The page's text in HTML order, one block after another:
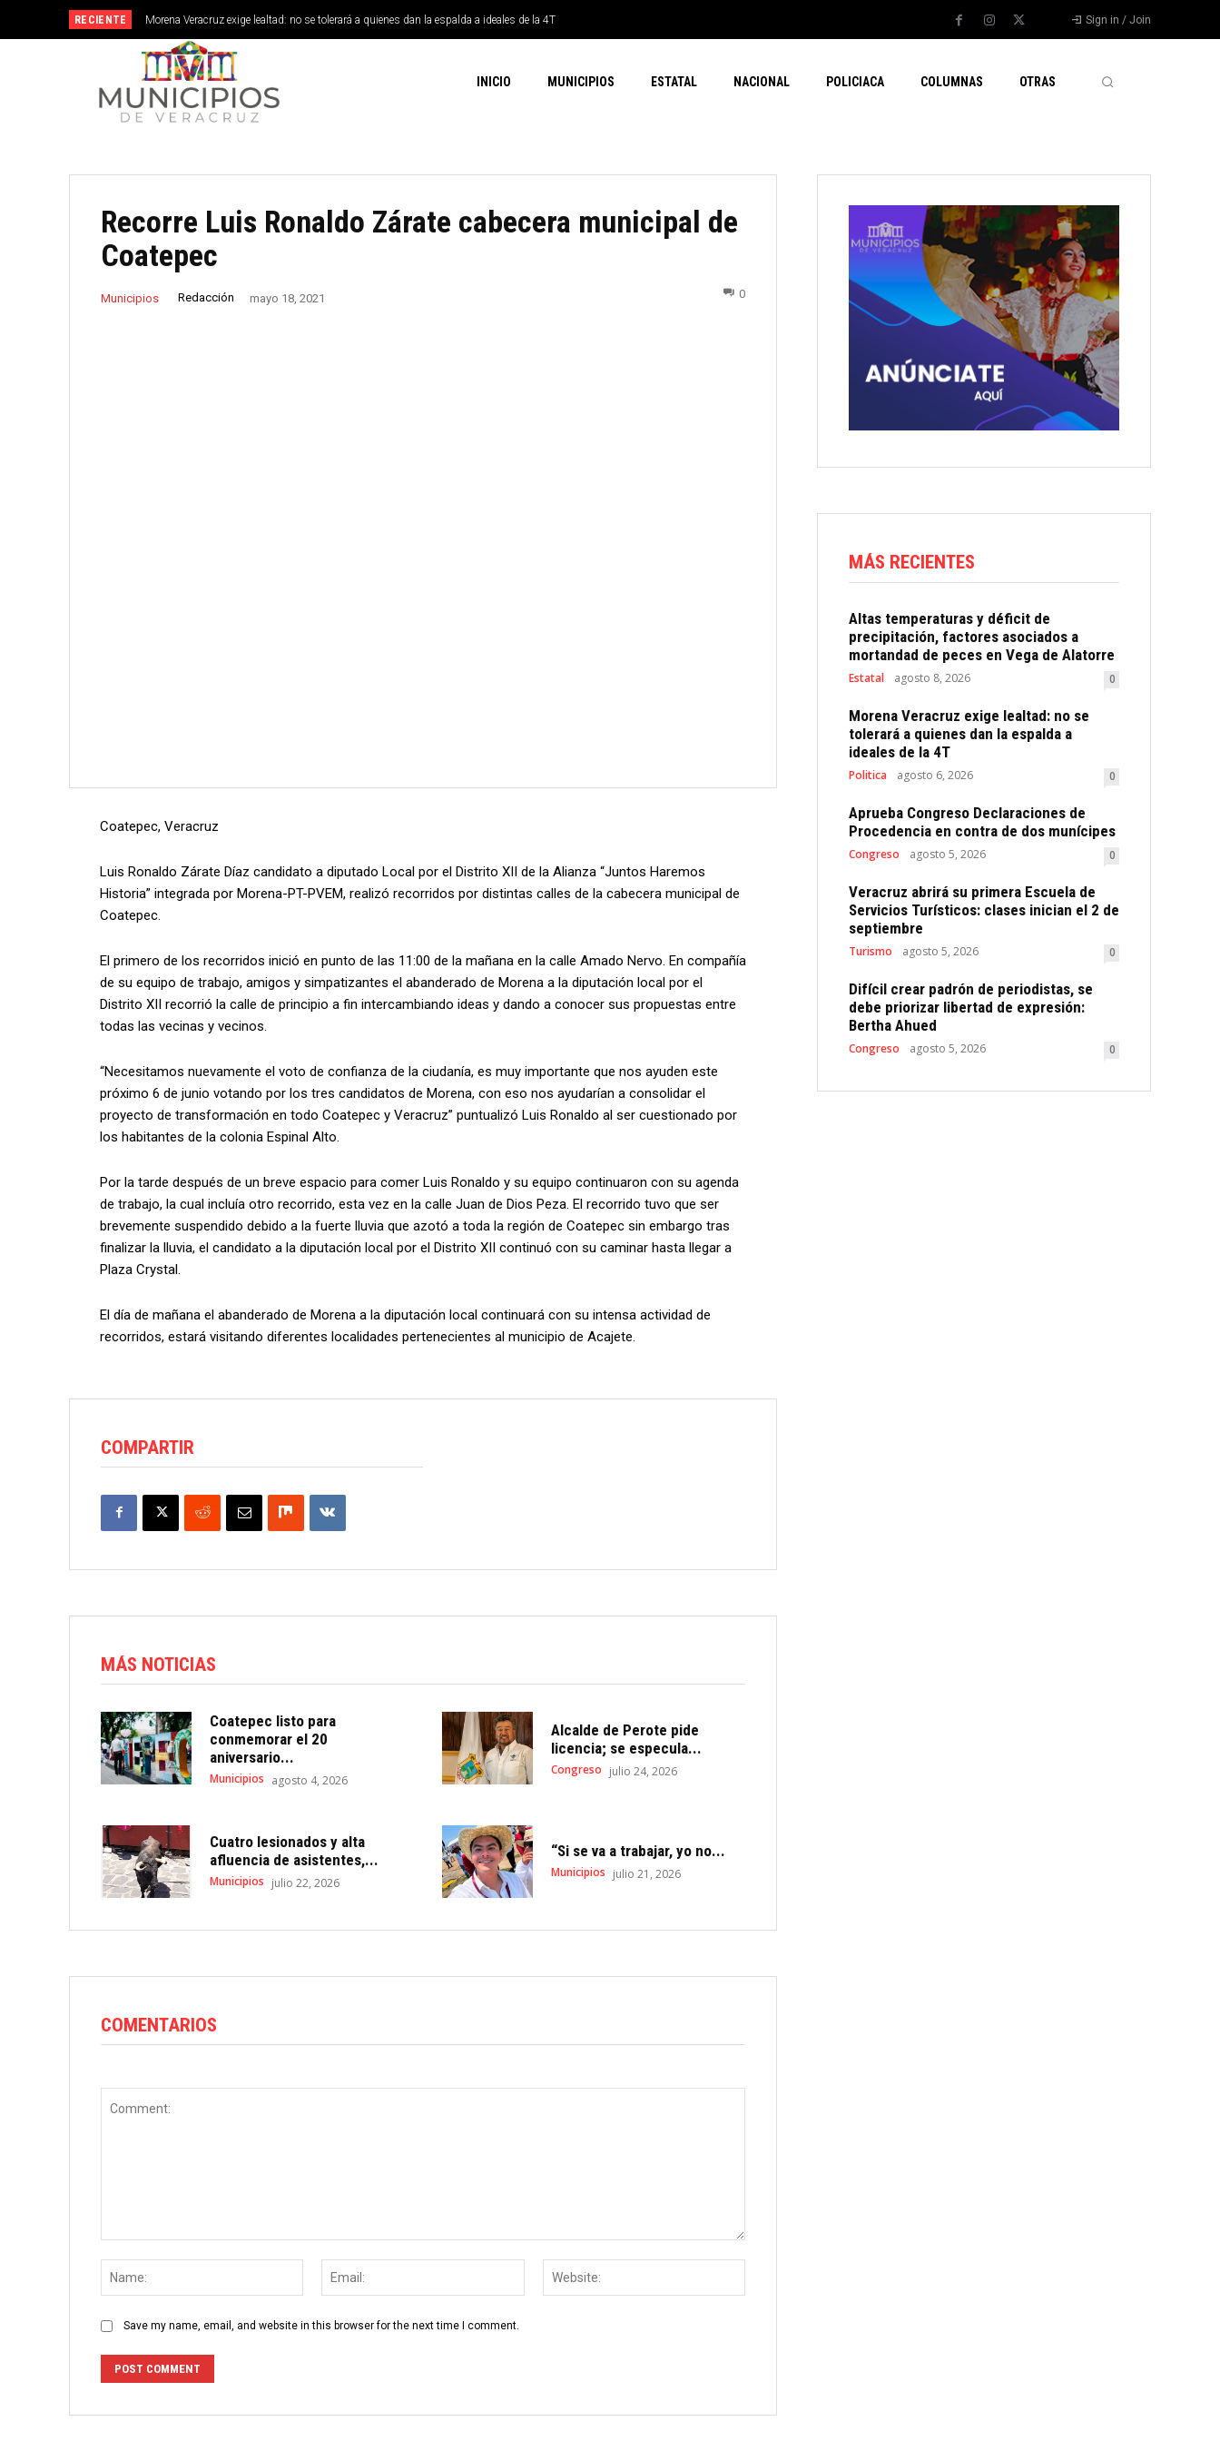
RECIENTE Morena Veracruz exige lealtad: no se tolerará a quienes dan la espalda a ideales de la 4T Sign in / Join
INICIO MUNICIPIOS ESTATAL NACIONAL POLICIACA COLUMNAS OTRAS
Recorre Luis Ronaldo Zárate cabecera municipal de
Coatepec
Municipios Redacción mayo 18, 2021 0
Coatepec, Veracruz
Luis Ronaldo Zárate Díaz candidato a diputado Local por el Distrito XII de la Alianza “Juntos Haremos
Historia” integrada por Morena-PT-PVEM, realizó recorridos por distintas calles de la cabecera municipal de
Coatepec.
El primero de los recorridos inició en punto de las 11:00 de la mañana en la calle Amado Nervo. En compañía
de su equipo de trabajo, amigos y simpatizantes el abanderado de Morena a la diputación local por el
Distrito XII recorrió la calle de principio a fin intercambiando ideas y dando a conocer sus propuestas entre
todas las vecinas y vecinos.
“Necesitamos nuevamente el voto de confianza de la ciudanía, es muy importante que nos ayuden este
próximo 6 de junio votando por los tres candidatos de Morena, con eso nos ayudarían a consolidar el
proyecto de transformación en todo Coatepec y Veracruz” puntualizó Luis Ronaldo al ser cuestionado por
los habitantes de la colonia Espinal Alto.
Por la tarde después de un breve espacio para comer Luis Ronaldo y su equipo continuaron con su agenda
de trabajo, la cual incluía otro recorrido, esta vez en la calle Juan de Dios Peza. El recorrido tuvo que ser
brevemente suspendido debido a la fuerte lluvia que azotó a toda la región de Coatepec sin embargo tras
finalizar la lluvia, el candidato a la diputación local por el Distrito XII continuó con su caminar hasta llegar a
Plaza Crystal.
El día de mañana el abanderado de Morena a la diputación local continuará con su intensa actividad de
recorridos, estará visitando diferentes localidades pertenecientes al municipio de Acajete.
COMPARTIR
MÁS NOTICIAS
Coatepec listo para
conmemorar el 20
aniversario...
Municipios agosto 4, 2026
Alcalde de Perote pide
licencia; se especula...
Congreso julio 24, 2026
Cuatro lesionados y alta
afluencia de asistentes,...
Municipios julio 22, 2026
“Si se va a trabajar, yo no...
Municipios julio 21, 2026
COMENTARIOS
Save my name, email, and website in this browser for the next time I comment.
MÁS RECIENTES
Altas temperaturas y déficit de
precipitación, factores asociados a
mortandad de peces en Vega de Alatorre
Estatal agosto 8, 2026 0
Morena Veracruz exige lealtad: no se
tolerará a quienes dan la espalda a
ideales de la 4T
Politica agosto 6, 2026 0
Aprueba Congreso Declaraciones de
Procedencia en contra de dos munícipes
Congreso agosto 5, 2026 0
Veracruz abrirá su primera Escuela de
Servicios Turísticos: clases inician el 2 de
septiembre
Turismo agosto 5, 2026 0
Difícil crear padrón de periodistas, se
debe priorizar libertad de expresión:
Bertha Ahued
Congreso agosto 5, 2026 0